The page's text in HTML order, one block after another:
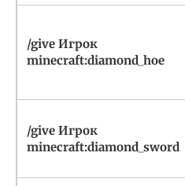
/give Игрок
minecraft:diamond_hoe
/give Игрок
minecraft:diamond_sword